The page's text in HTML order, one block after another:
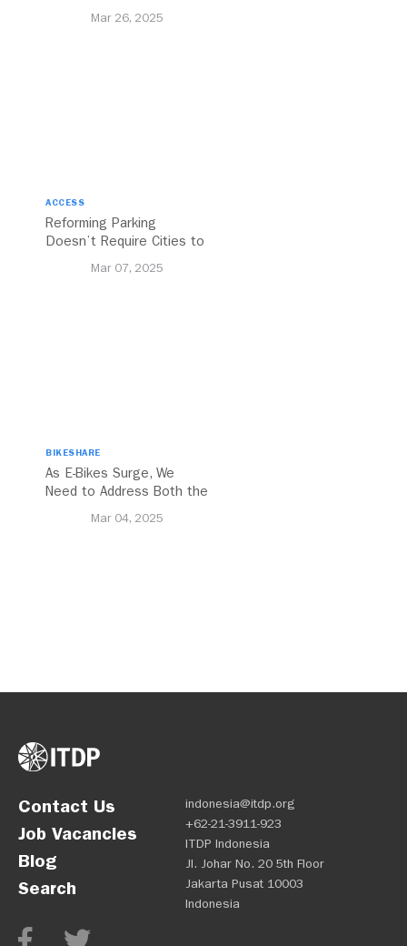
Mar 26, 2025
ACCESS
Reforming Parking
Doesn’t Require Cities to
Mar 07, 2025
BIKESHARE
As E-Bikes Surge, We
Need to Address Both the
Challenges
Mar 04, 2025
Contact Us
Job Vacancies
Blog
Search
indonesia@itdp.org
+62-21-3911-923
ITDP Indonesia
Jl. Johar No. 20 5th Floor
Jakarta Pusat 10003
Indonesia